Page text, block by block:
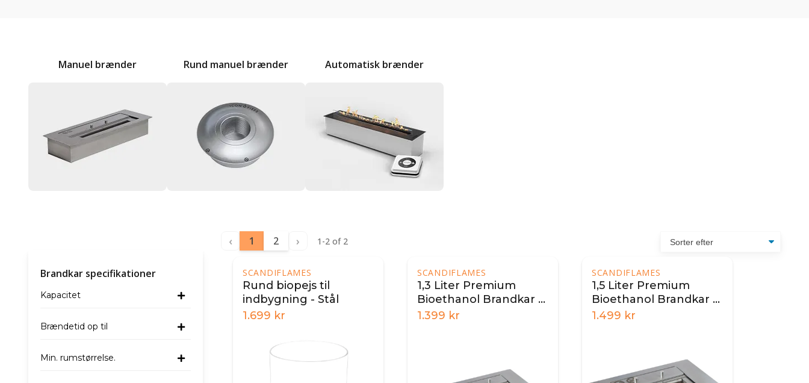
Manuel brænder Rund manuel brænder Automatisk brænder
Brandkar specifikationer
Kapacitet
Brændetid op til
Min. rumstørrelse.
‹ 1 2 › 1-2 of 2
SCANDIFLAMES
Rund biopejs til
indbygning - Stål
1.699 kr
SCANDIFLAMES
1,3 Liter Premium
Bioethanol Brandkar -
24 cm
1.399 kr
SCANDIFLAMES
1,5 Liter Premium
Bioethanol Brandkar -
26 cm
1.499 kr